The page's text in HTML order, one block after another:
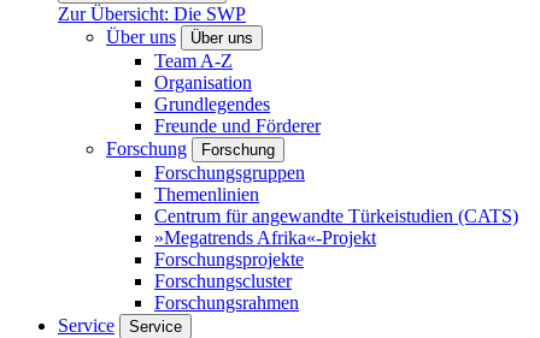
Zur Übersicht: Die SWP
Über uns
Über uns
Team A-Z
Organisation
Grundlegendes
Freunde und Förderer
Forschung
Forschung
Forschungsgruppen
Themenlinien
Centrum für angewandte Türkeistudien (CATS)
»Megatrends Afrika«-Projekt
Forschungsprojekte
Forschungscluster
Forschungsrahmen
Service
Service